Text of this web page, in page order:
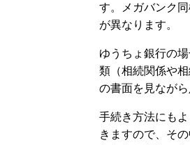
す。メガバンク
が異なります。
ゆうちょ銀行の
類（相続関係や
の書面を見なが
手続き方法にも
きますので、そ